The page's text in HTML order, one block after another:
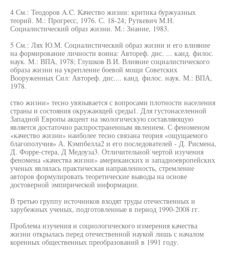
4 См.: Теодоров A.C. Качество жизни: критика буржуазных
теорий. М.: Прогресс, 1976. С. 18-24; Руткевич М.Н.
Социалистический образ жизни. М.: Знание, 1983.
5 См.: Лях Ю.М. Социалистический образ жизни и его влияние
на формирование личности воина: Автореф. дис. ... канд. филос.
наук. М.: ВПА, 1978; Глушков В.И. Влияние социалистического
образа жизни на укрепление боевой мощи Советских
Вооруженных Сил: Автореф. дис.... канд. филос. наук. М.: ВПА,
1978.
ство жизни» тесно увязывается с вопросами плотности населения
страны и состояния окружающей среды1. Для густонаселенной
Западной Европы акцент на экологическую составляющую
является достаточно распространенным явлением. С феноменом
«качество жизни» наиболее тесно связана теория «ощущаемого
благополучия» А. Кэмпбелла2 и его последователей - Д. Рисмена,
Д. Форре-стера, Д Медоуза3. Отличительной чертой изучения
феномена «качества жизни» американских и западноевропейских
ученых являлась практическая направленность, стремление
авторов формулировать теоретические выводы на основе
достоверной эмпирической информации.
В третью группу источников входят труды отечественных и
зарубежных ученых, подготовленные в период 1990-2008 гг.
Проблема изучения и социологического измерения качества
жизни открылась перед отечественной наукой лишь с началом
коренных общественных преобразований в 1991 году.